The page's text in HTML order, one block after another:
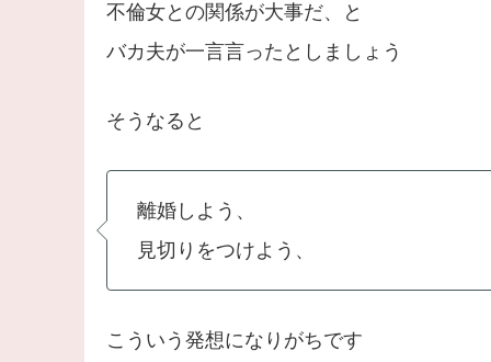
不倫女との関係が大事だ、と
バカ夫が一言言ったとしましょう
そうなると
離婚しよう、
見切りをつけよう、
こういう発想になりがちです